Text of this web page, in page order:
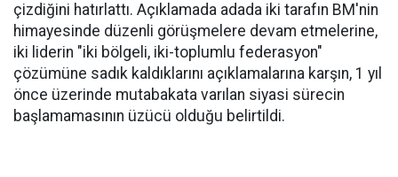
çizdiğini hatırlattı. Açıklamada adada iki tarafın BM'nin
himayesinde düzenli görüşmelere devam etmelerine,
iki liderin "iki bölgeli, iki-toplumlu federasyon"
çözümüne sadık kaldıklarını açıklamalarına karşın, 1 yıl
önce üzerinde mutabakata varılan siyasi sürecin
başlamamasının üzücü olduğu belirtildi.